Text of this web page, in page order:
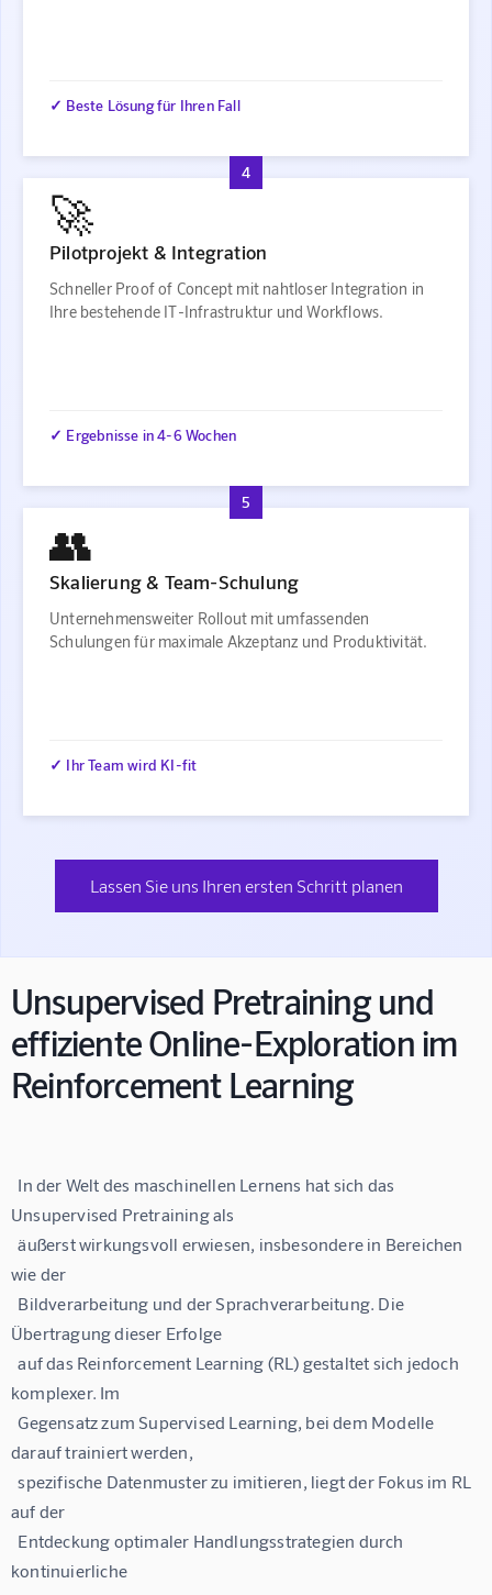
✓ Beste Lösung für Ihren Fall
4
🚀
Pilotprojekt & Integration
Schneller Proof of Concept mit nahtloser Integration in
Ihre bestehende IT-Infrastruktur und Workflows.
✓ Ergebnisse in 4-6 Wochen
5
👥
Skalierung & Team-Schulung
Unternehmensweiter Rollout mit umfassenden
Schulungen für maximale Akzeptanz und Produktivität.
✓ Ihr Team wird KI-fit
Lassen Sie uns Ihren ersten Schritt planen
Unsupervised Pretraining und
effiziente Online-Exploration im
Reinforcement Learning
Unsupervised Pretraining als
  äußerst wirkungsvoll erwiesen, insbesondere in Bereichen
wie der
Übertragung dieser Erfolge
  auf das Reinforcement Learning (RL) gestaltet sich jedoch
komplexer. Im
  Gegensatz zum Supervised Learning, bei dem Modelle
darauf trainiert werden,
  spezifische Datenmuster zu imitieren, liegt der Fokus im RL
auf der
kontinuierliche